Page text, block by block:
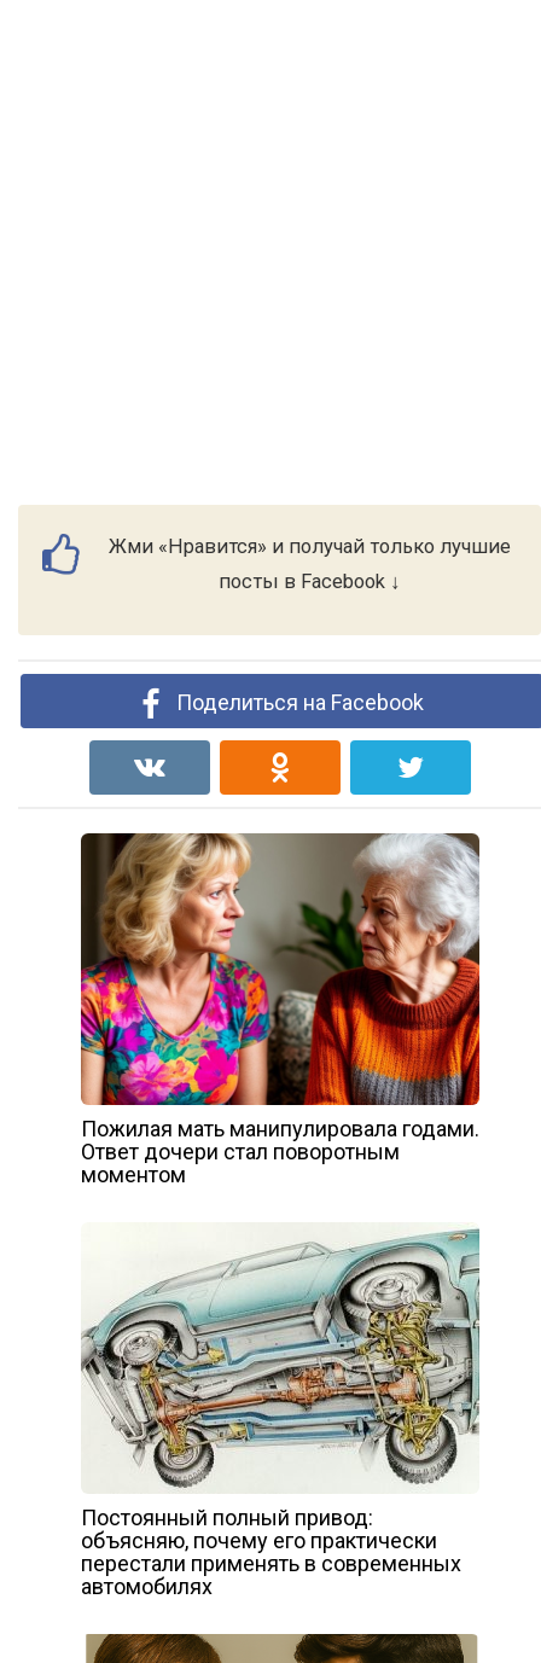
Жми «Нравится» и получай только лучшие
посты в Facebook ↓
Поделиться на Facebook
Пожилая мать манипулировала годами.
Ответ дочери стал поворотным
моментом
Постоянный полный привод:
объясняю, почему его практически
перестали применять в современных
автомобилях